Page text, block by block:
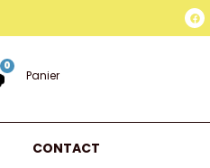
0
Panier
CONTACT